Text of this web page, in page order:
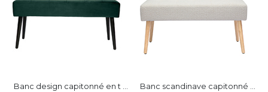
Banc design capitonné en t ... Banc scandinave capitonné ...